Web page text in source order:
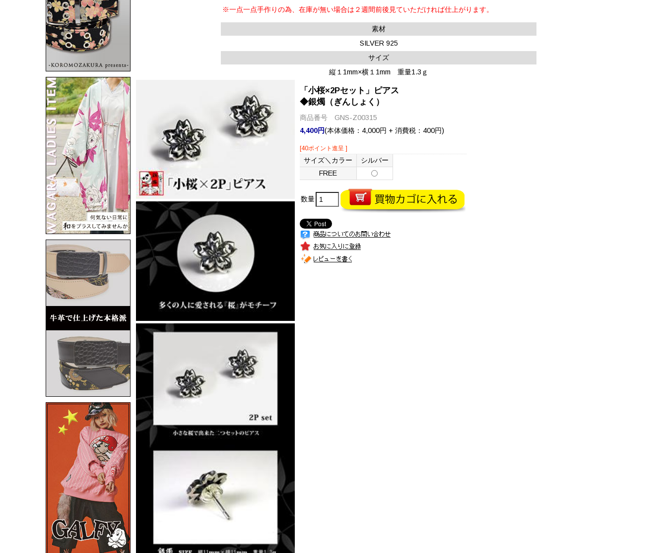
※一点一点手作りの為、在庫が無い場合は２週間前後見ていただければ仕上がります。
素材
SILVER 925
サイズ
縦１1mm×横１1mm 重量1.3ｇ
「小桜×2Pセット」ピアス
◆銀燭（ぎんしょく）
商品番号 GNS-Z00315
4,400円(本体価格：4,000円 + 消費税：400円)
[40ポイント進呈 ]
サイズ＼カラー
シルバー
FREE
数量